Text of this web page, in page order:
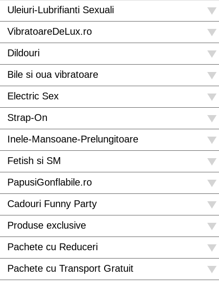
Uleiuri-Lubrifianti Sexuali
VibratoareDeLux.ro
Dildouri
Bile si oua vibratoare
Electric Sex
Strap-On
Inele-Mansoane-Prelungitoare
Fetish si SM
PapusiGonflabile.ro
Cadouri Funny Party
Produse exclusive
Pachete cu Reduceri
Pachete cu Transport Gratuit